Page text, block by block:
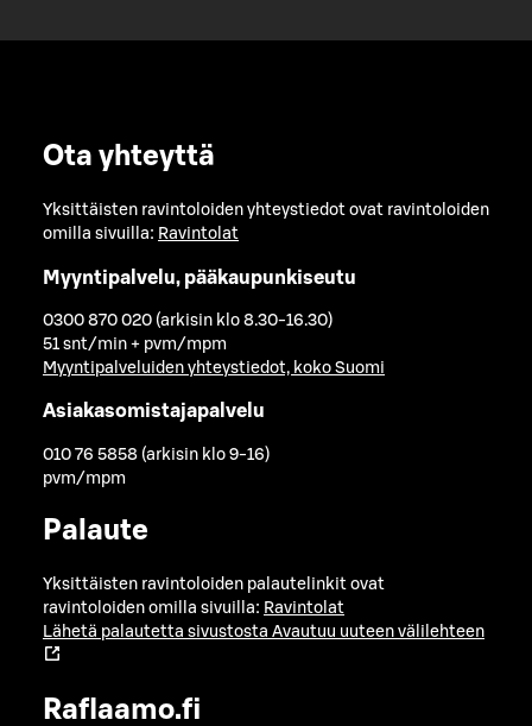
Ota yhteyttä
Yksittäisten ravintoloiden yhteystiedot ovat ravintoloiden
omilla sivuilla: Ravintolat
Myyntipalvelu, pääkaupunkiseutu
0300 870 020 (arkisin klo 8.30-16.30)
51 snt/min + pvm/mpm
Myyntipalveluiden yhteystiedot, koko Suomi
Asiakasomistajapalvelu
010 76 5858 (arkisin klo 9-16)
pvm/mpm
Palaute
Yksittäisten ravintoloiden palautelinkit ovat
ravintoloiden omilla sivuilla: Ravintolat
Lähetä palautetta sivustosta Avautuu uuteen välilehteen
Raflaamo.fi